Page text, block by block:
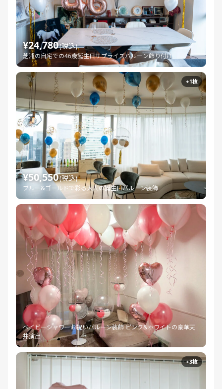
¥24,780(税込)
芝浦の自宅での46歳誕生日サプライズバルーン飾り付け
+1枚
¥50,550(税込)
ブルー&ゴールドで彩る大人の誕生日バルーン装飾
ベイビーシャワーお祝いバルーン装飾 ピンク&ホワイトの豪華天
井演出
+3枚